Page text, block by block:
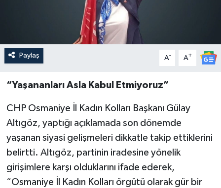
Paylaş A- A+
“Yaşananları Asla Kabul Etmiyoruz”
CHP Osmaniye İl Kadın Kolları Başkanı Gülay
Altıgöz, yaptığı açıklamada son dönemde
yaşanan siyasi gelişmeleri dikkatle takip ettiklerini
belirtti. Altıgöz, partinin iradesine yönelik
girişimlere karşı olduklarını ifade ederek,
“Osmaniye İl Kadın Kolları örgütü olarak gür bir